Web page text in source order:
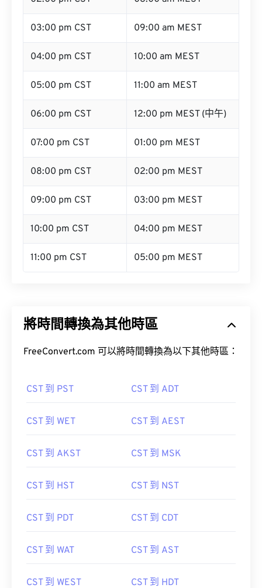
03:00 pm CST 09:00 am MEST
04:00 pm CST 10:00 am MEST
05:00 pm CST 11:00 am MEST
06:00 pm CST 12:00 pm MEST (中午)
07:00 pm CST 01:00 pm MEST
08:00 pm CST 02:00 pm MEST
09:00 pm CST 03:00 pm MEST
10:00 pm CST 04:00 pm MEST
11:00 pm CST 05:00 pm MEST
將時間轉換為其他時區
FreeConvert.com 可以將時間轉換為以下其他時區：
CST 到 PST CST 到 ADT
CST 到 WET CST 到 AEST
CST 到 AKST CST 到 MSK
CST 到 HST CST 到 NST
CST 到 PDT CST 到 CDT
CST 到 WAT CST 到 AST
CST 到 WEST CST 到 HDT